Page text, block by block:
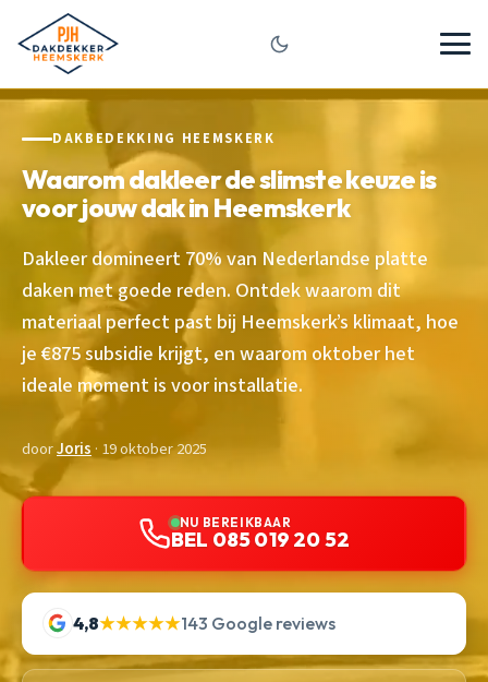
DAKBEDEKKING HEEMSKERK
Waarom dakleer de slimste keuze is
voor jouw dak in Heemskerk
Dakleer domineert 70% van Nederlandse platte
daken met goede reden. Ontdek waarom dit
materiaal perfect past bij Heemskerk’s klimaat, hoe
je €875 subsidie krijgt, en waarom oktober het
ideale moment is voor installatie.
doorJoris · 19 oktober 2025
NU BEREIKBAAR
BEL 085 019 20 52
4,8★★★★★143 Google reviews